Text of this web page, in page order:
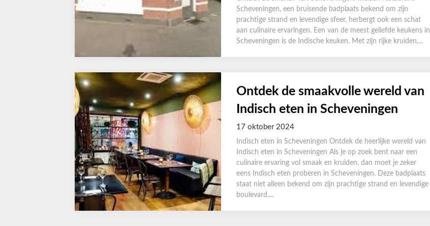
Scheveningen, een bruisende badplaats bekend om zijn
prachtige strand en levendige sfeer, herbergt ook een schat
aan culinaire ervaringen. Een van de meest geliefde keukens in
Scheveningen is de Indische keuken. Met zijn rijke kruiden,...
Ontdek de smaakvolle wereld van
Indisch eten in Scheveningen
17 oktober 2024
Indisch eten in Scheveningen Ontdek de heerlijke wereld van
Indisch eten in Scheveningen Als je op zoek bent naar een
culinaire ervaring vol smaak en kruiden, dan moet je zeker
eens Indisch eten proberen in Scheveningen. Deze badplaats
staat niet alleen bekend om zijn prachtige strand en levendige
boulevard,...